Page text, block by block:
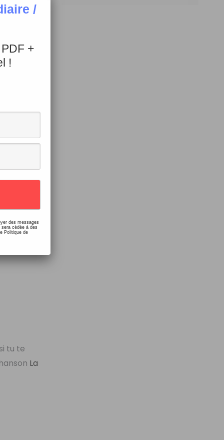
lieu de
tu te
La
/
+
!
des messages
sera cédée à des
Politique de